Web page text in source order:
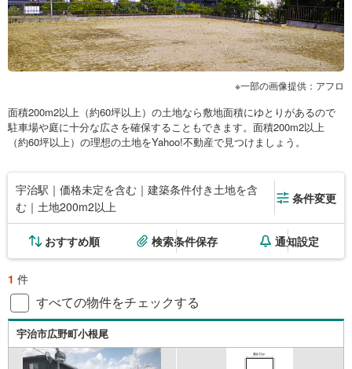
一部の画像提供：アフロ
面積200m2以上（約60坪以上）の土地なら敷地面積にゆとりがあるので
駐車場や庭に十分な広さを確保することもできます。面積200m2以上
（約60坪以上）の理想の土地をYahoo!不動産で見つけましょう。
宇治駅｜価格未定を含む｜建築条件付き土地を含
む｜土地200m2以上
条件変更
おすすめ順 検索条件保存 通知設定
1 件
すべての物件をチェックする
宇治市広野町小根尾